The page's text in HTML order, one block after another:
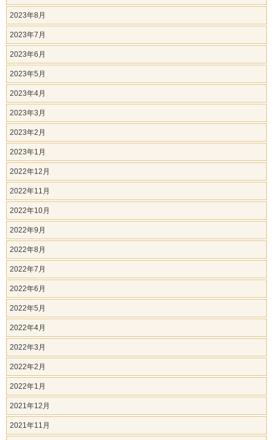
2023年8月
2023年7月
2023年6月
2023年5月
2023年4月
2023年3月
2023年2月
2023年1月
2022年12月
2022年11月
2022年10月
2022年9月
2022年8月
2022年7月
2022年6月
2022年5月
2022年4月
2022年3月
2022年2月
2022年1月
2021年12月
2021年11月